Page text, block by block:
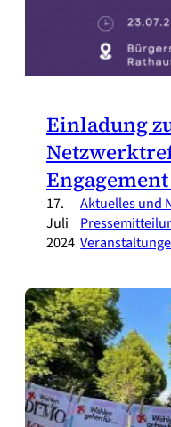
Einladung
17.
Juli
2024
Aktuelles und